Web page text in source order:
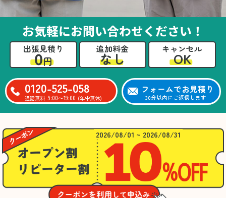
お気軽にお問い合わせください！
出張見積り
0円
追加料金
なし
キャンセル
OK
0120-525-058
通話無料 9:00〜19:00 (年中無休)
フォームでお見積り
30分以内にご返信します
2026/08/01 ~ 2026/08/31